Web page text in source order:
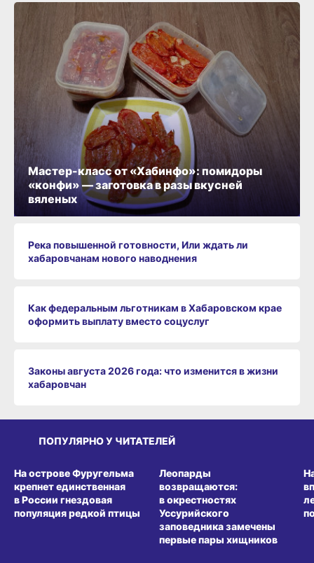
Река повышенной готовности, Или ждать ли
хабаровчанам нового наводнения
Как федеральным льготникам в Хабаровском крае
оформить выплату вместо соцуслуг
Законы августа 2026 года: что изменится в жизни
хабаровчан
Мастер-класс от «Хабинфо»: помидоры
«конфи» — заготовка в разы вкусней
вяленых
ПОПУЛЯРНО У ЧИТАТЕЛЕЙ
На острове Фуругельма
крепнет единственная
в России гнездовая
популяция редкой птицы
Леопарды
возвращаются:
в окрестностях
Уссурийского
заповедника замечены
первые пары хищников